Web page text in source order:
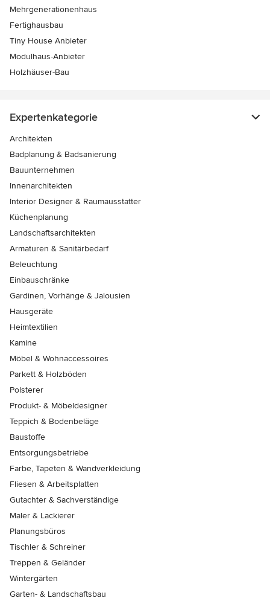
Mehrgenerationenhaus
Fertighausbau
Tiny House Anbieter
Modulhaus-Anbieter
Holzhäuser-Bau
Expertenkategorie
Architekten
Badplanung & Badsanierung
Bauunternehmen
Innenarchitekten
Interior Designer & Raumausstatter
Küchenplanung
Landschaftsarchitekten
Armaturen & Sanitärbedarf
Beleuchtung
Einbauschränke
Gardinen, Vorhänge & Jalousien
Hausgeräte
Heimtextilien
Kamine
Möbel & Wohnaccessoires
Parkett & Holzböden
Polsterer
Produkt- & Möbeldesigner
Teppich & Bodenbeläge
Baustoffe
Entsorgungsbetriebe
Farbe, Tapeten & Wandverkleidung
Fliesen & Arbeitsplatten
Gutachter & Sachverständige
Maler & Lackierer
Planungsbüros
Tischler & Schreiner
Treppen & Geländer
Wintergärten
Garten- & Landschaftsbau